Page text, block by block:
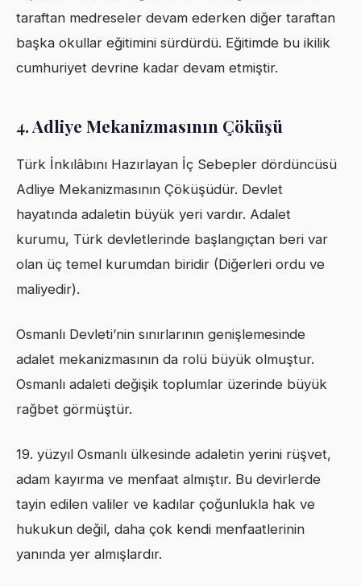
taraftan medreseler devam ederken diğer taraftan
başka okullar eğitimini sürdürdü. Eğitimde bu ikilik
cumhuriyet devrine kadar devam etmiştir.
4.Adliye Mekanizmasının Çöküşü
Türk İnkılâbını Hazırlayan İç Sebepler dördüncüsü
Adliye Mekanizmasının Çöküşüdür. Devlet
hayatında adaletin büyük yeri vardır. Adalet
kurumu, Türk devletlerinde başlangıçtan beri var
olan üç temel kurumdan biridir (Diğerleri ordu ve
maliyedir).
Osmanlı Devleti’nin sınırlarının genişlemesinde
adalet mekanizmasının da rolü büyük olmuştur.
Osmanlı adaleti değişik toplumlar üzerinde büyük
rağbet görmüştür.
19. yüzyıl Osmanlı ülkesinde adaletin yerini rüşvet,
adam kayırma ve menfaat almıştır. Bu devirlerde
tayin edilen valiler ve kadılar çoğunlukla hak ve
hukukun değil, daha çok kendi menfaatlerinin
yanında yer almışlardır.